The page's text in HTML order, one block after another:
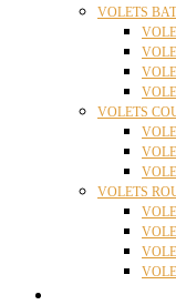
VOLETS
VOLETS
VOLETS